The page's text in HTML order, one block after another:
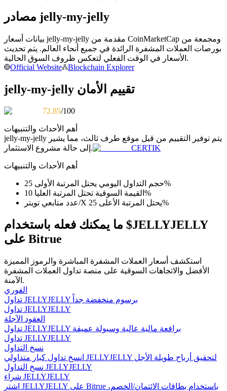
استمتع بتقاسم الأرباح وعمولات نسخ التداول
معلومة
تحليل البيانات الضخمة بما في ذلك المعلومات التجارية، وما
مرشد
دليل المبتدئين للعقود الآجلة
استراتيجيات التداول
مصادر jelly-my-jelly
بيانات أسعار jelly-my-jelly مقدمة من CoinMarketCap ومجمعة من
بورصات العملات المشفرة الرائدة في جميع أنحاء العالم. يتم تحديث
الأسعار في الوقت الفعلي لتعكس ظروف السوق الحالية.
Official Website
Blockchain Explorer
jelly-my-jelly تقييم الأمان
72.85/100
أهم الأحداث والتنبيهات
jelly-my-jelly يتم توفير التقييم من قبل موقع طرف ثالث، مما يشير
إلى حالة مشروع الاستثمار.
CERTIK
أهم الأحداث والتنبيهات
حجم التداول اليومي يحتل المرتبة الأولى 25%
القيمة السوقية تحتل المرتبة العليا 10%
عدد متابعي تويتر/X يحتل المرتبة الأعلى 25%
ما يمكنك فعله باستخدام $JELLYJELLY
على Bitrue
استكشف أسعار العملات المشفرة المباشرة والرموز المميزة
الأفضل والاتجاهات السوقية على منصة تداول العملات المشفرة
الآمنة.
الفوري
تداول JELLYJELLY برسوم منخفضة جداً
تداول JELLYJELLY
العقود الآجلة
تداول JELLYJELLY برافعة مالية عالية وسيولة عميقة
تداول JELLYJELLY
نسخ التداول
انسخ تداول كبار متداولي JELLYJELLY لتحقيق أرباح طويلة الأجل
نسخ التداول JELLYJELLY
شراء JELLYJELLY
اشترِ JELLYJELLY على Bitrue باستخدام بطاقات الائتمان/الخصم،